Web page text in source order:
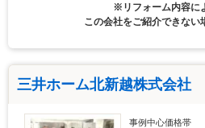
※リフォーム内容に
この会社をご紹介できない
三井ホーム北新越株式会社
事例中心価格帯